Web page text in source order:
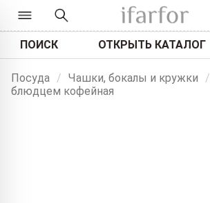
ПОИСК ОТКРЫТЬ КАТАЛОГ
Посуда / Чашки, бокалы и кружки /
блюдцем кофейная